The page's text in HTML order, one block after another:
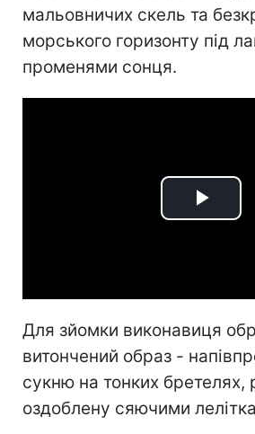
мальовничих скель та
морського горизонту під
променями сонця.
Play
Для зйомки виконавиця
витончений образ -
сукню на тонких бретелях,
оздоблену сяючими